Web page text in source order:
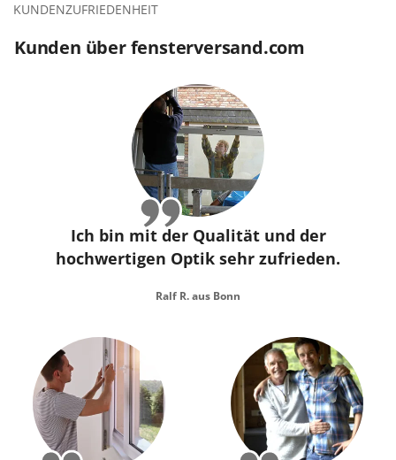
KUNDENZUFRIEDENHEIT
Kunden über fensterversand.com
Ich bin mit der Qualität und der
hochwertigen Optik sehr zufrieden.
Ralf R. aus Bonn